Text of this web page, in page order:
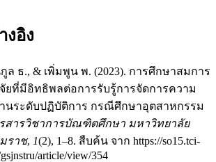
งอิง
ล ธ., & เพิ่มพูน พ. (2023). การศึกษาสมการ
ยที่มีอิทธิพลต่อการรับรู้การจัดการความ
นระดับปฏิบัติการ กรณีศึกษาอุตสาหกรรม
สารวิชาการบัณฑิตศึกษา มหาวิทยาลัย
ราช, 1(2), 1–8. สืบค้น จาก https://so15.tci-
article/view/354